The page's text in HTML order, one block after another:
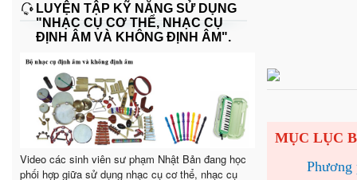
LUYỆN TẬP KỸ NĂNG SỬ DỤNG
"NHẠC CỤ CƠ THỂ, NHẠC CỤ
ĐỊNH ÂM VÀ KHÔNG ĐỊNH ÂM".
Video các sinh viên sư phạm Nhật Bản đang học
phối hợp giữa sử dụng nhạc cụ cơ thể, nhạc cụ
MỤC LỤC
Phương